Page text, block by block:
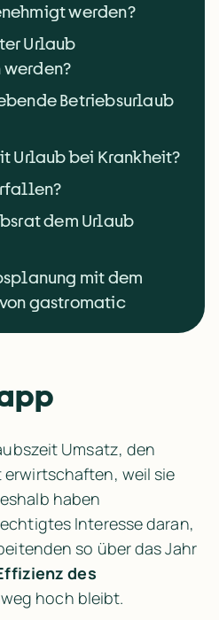
werden?
Urlaub
werden?
Betriebsurlaub
Urlaub bei Krankheit?
dem Urlaub
mit dem
gastromatic
Umsatz, den
weil sie
haben
Interesse daran,
so über das Jahr
des
hoch bleibt.